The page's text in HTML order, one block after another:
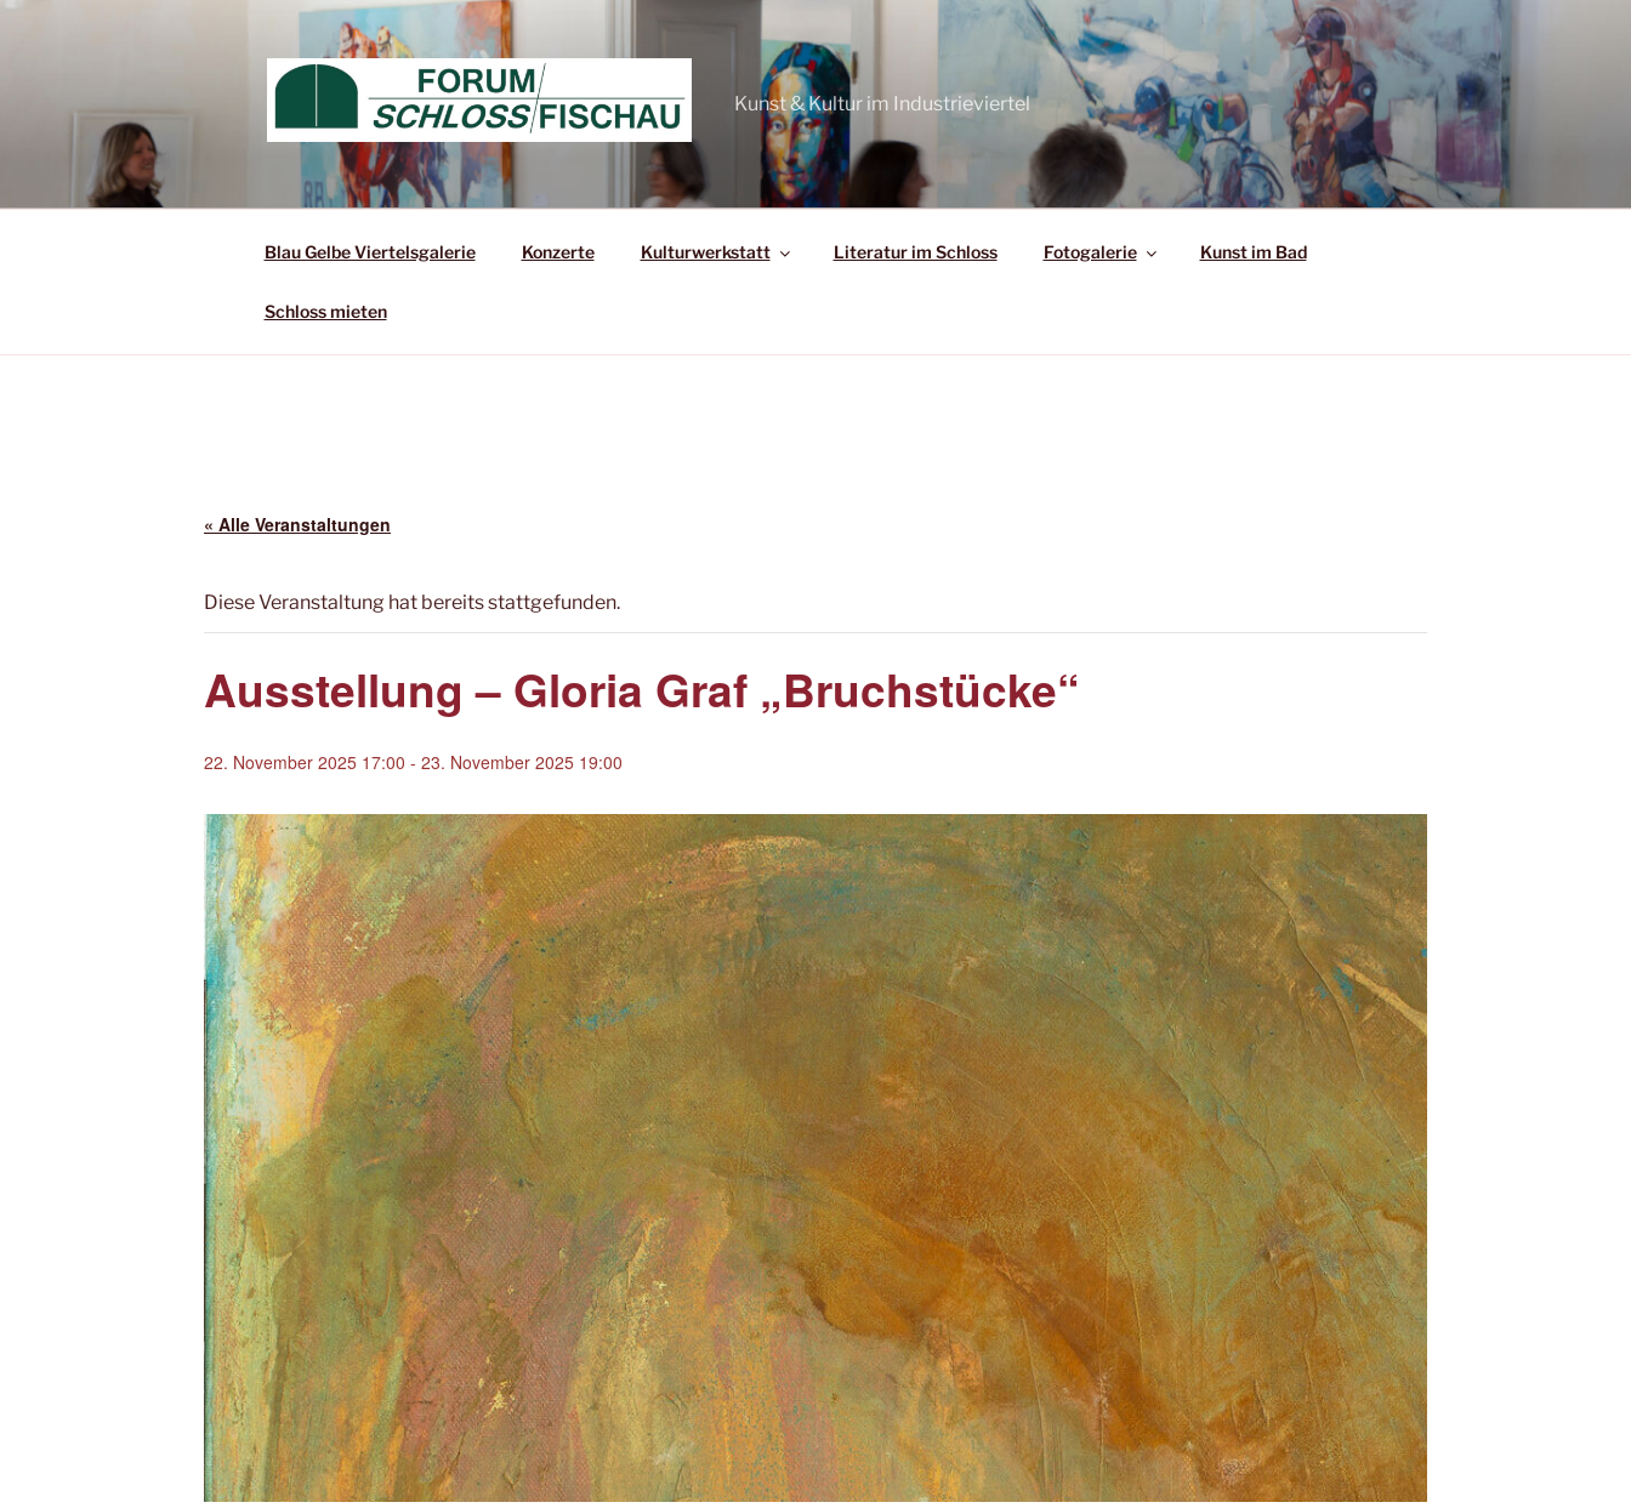
Kunst & Kultur im Industrieviertel
Blau Gelbe Viertelsgalerie Konzerte Kulturwerkstatt Literatur im Schloss Fotogalerie Kunst im Bad
Schloss mieten
« Alle Veranstaltungen
Diese Veranstaltung hat bereits stattgefunden.
Ausstellung – Gloria Graf „Bruchstücke“
22. November 2025 17:00 - 23. November 2025 19:00